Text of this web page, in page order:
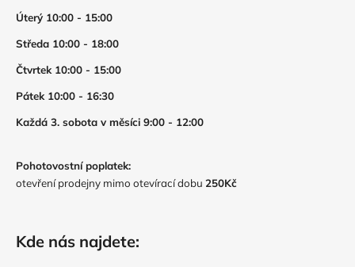
Úterý 10:00 - 15:00
Středa 10:00 - 18:00
Čtvrtek 10:00 - 15:00
Pátek 10:00 - 16:30
Každá 3. sobota v měsíci 9:00 - 12:00
Pohotovostní poplatek:
otevření prodejny mimo otevírací dobu 250Kč
Kde nás najdete: